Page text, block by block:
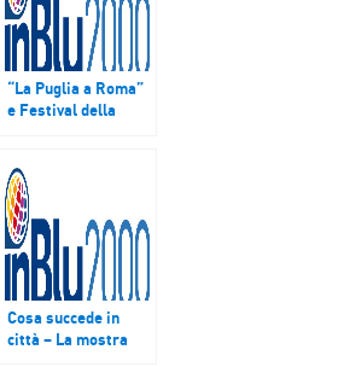
“La Puglia a Roma”
e Festival della
Cosa succede in
città – La mostra